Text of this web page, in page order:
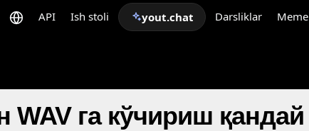
API Ish stoli yout.chat Darsliklar Meme
WAV га кўчириш қандай